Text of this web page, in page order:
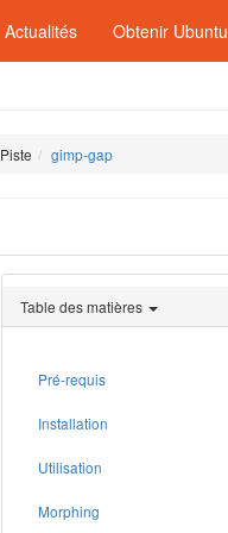
Actualités Obtenir Ubuntu
Piste gimp-gap
Table des matières
Pré-requis
Installation
Utilisation
Morphing